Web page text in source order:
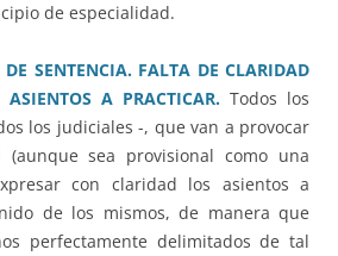
de especialidad.
SENTENCIA. FALTA DE CLARIDAD
A PRACTICAR. Todos los
los judiciales -, que van a provocar
sea provisional como una
con claridad los asientos a
de los mismos, de manera que
perfectamente delimitados de tal